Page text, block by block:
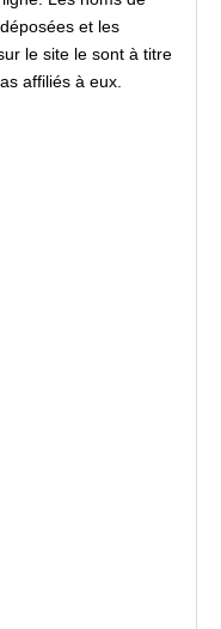
et les
le site le sont à titre
affiliés à eux.